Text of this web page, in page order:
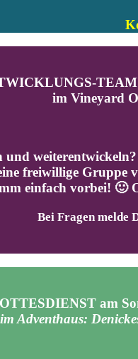
im Vineyard
freiwillige
einfach vorbei! 🙂
Bei Fragen melde
am
im Adventhaus: